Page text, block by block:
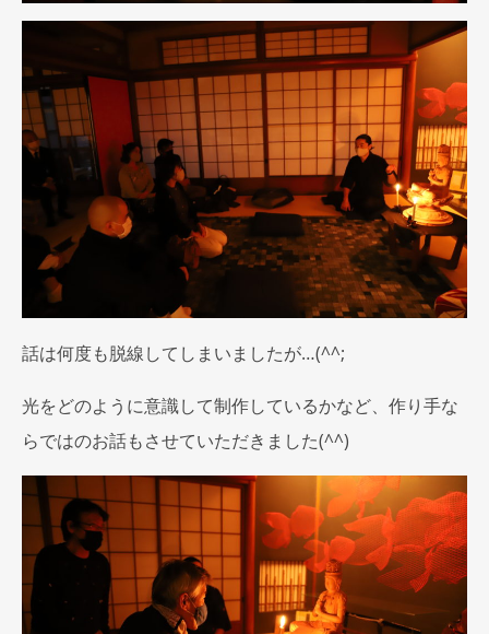
話は何度も脱線してしまいましたが…(^^;
光をどのように意識して制作しているかなど、作り手な
らではのお話もさせていただきました(^^)